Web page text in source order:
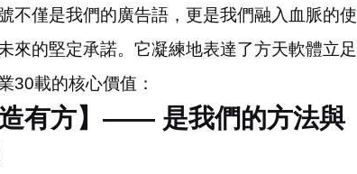
不僅是我們的廣告語，更是我們融入血脈的使
來的堅定承諾。它凝練地表達了方天軟體立足
30載的核心價值：
造有方】—— 是我們的方法與